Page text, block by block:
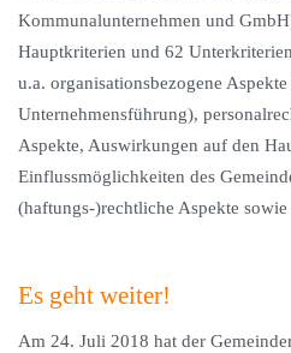
Kommunalunternehmen und
Hauptkriterien und 62
u.a. organisationsbezogene
Unternehmensführung),
Aspekte, Auswirkungen auf den
Einflussmöglichkeiten des
(haftungs-)rechtliche Aspekte sowie
Es geht weiter!
Am 24. Juli 2018 hat der